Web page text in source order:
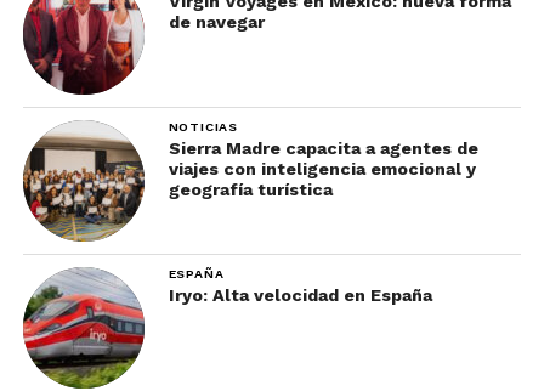
de navegar
NOTICIAS
Sierra Madre capacita a agentes de
viajes con inteligencia emocional y
geografía turística
ESPAÑA
Iryo: Alta velocidad en España